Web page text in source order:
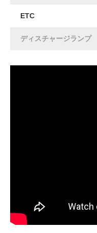
ETC
ディスチャージランプ